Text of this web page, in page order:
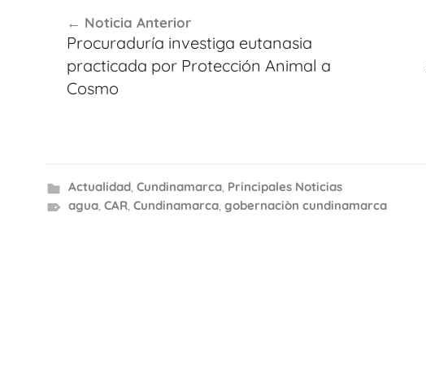
de
entradas
Noticia Anterior
Procuraduría investiga eutanasia
practicada por Protección Animal a
Cosmo
Actualidad, Cundinamarca, Principales Noticias
agua, CAR, Cundinamarca, gobernaciòn cundinamarca